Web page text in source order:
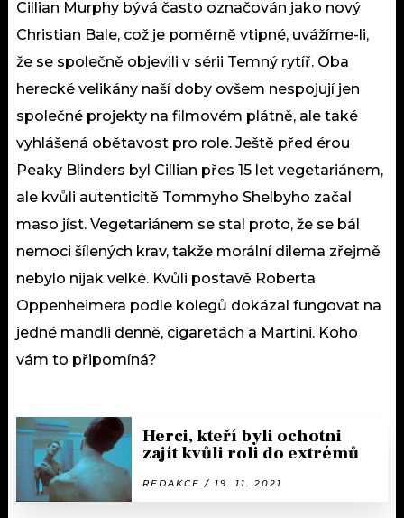
Cillian Murphy bývá často označován jako nový
Christian Bale, což je poměrně vtipné, uvážíme-li,
že se společně objevili v sérii Temný rytíř. Oba
herecké velikány naší doby ovšem nespojují jen
společné projekty na filmovém plátně, ale také
vyhlášená obětavost pro role. Ještě před érou
Peaky Blinders byl Cillian přes 15 let vegetariánem,
ale kvůli autenticitě Tommyho Shelbyho začal
maso jíst. Vegetariánem se stal proto, že se bál
nemoci šílených krav, takže morální dilema zřejmě
nebylo nijak velké. Kvůli postavě Roberta
Oppenheimera podle kolegů dokázal fungovat na
jedné mandli denně, cigaretách a Martini. Koho
vám to připomíná?
Herci, kteří byli ochotni
zajít kvůli roli do extrémů
REDAKCE / 19. 11. 2021